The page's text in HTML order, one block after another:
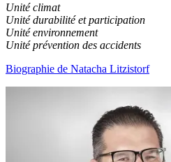
Unité climat
Unité durabilité et participation
Unité environnement
Unité prévention des accidents
Biographie de Natacha Litzistorf